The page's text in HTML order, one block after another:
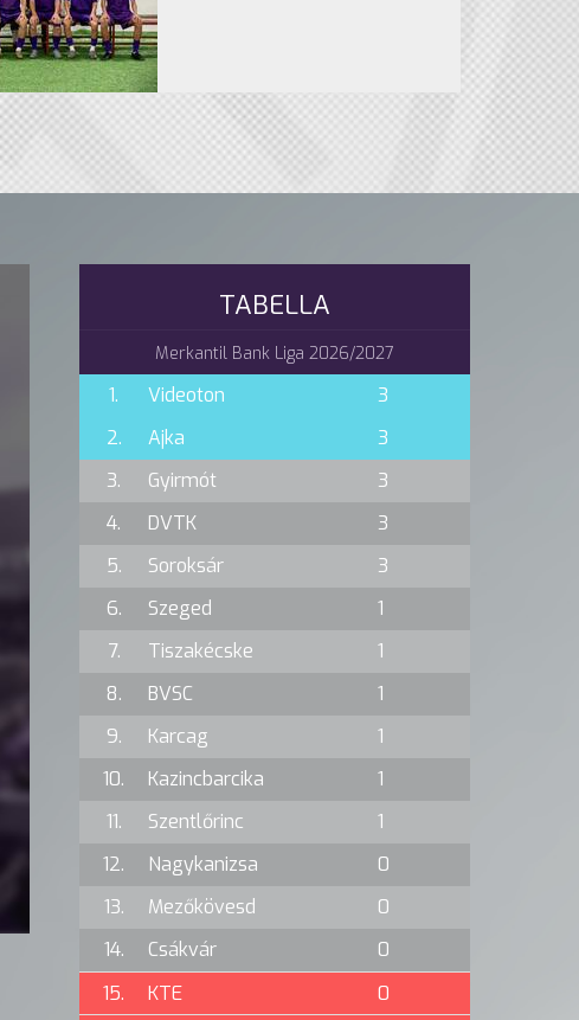
TABELLA
Merkantil Bank Liga 2026/2027
1. Videoton
3
2.
Ajka
3
3.
Gyirmót
3
4.
DVTK
3
5.
Soroksár
3
6.
Szeged
1
7.
Tiszakécske
1
8.
BVSC
1
9.
Karcag
1
10.
Kazincbarcika
1
11.
Szentlőrinc
1
12.
Nagykanizsa
0
13.
Mezőkövesd
0
14.
Csákvár
0
15.
KTE
0